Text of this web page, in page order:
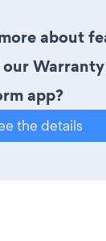
about
Warranty
app?
the details